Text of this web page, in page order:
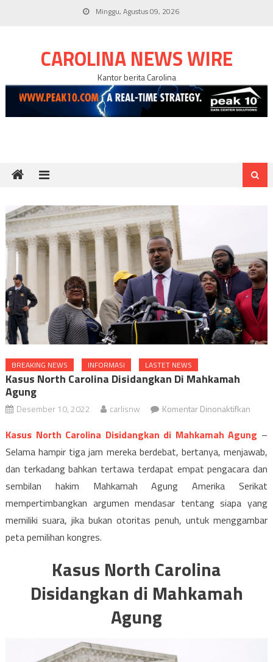
Minggu, Agustus 09, 2026
CAROLINA NEWS WIRE
Kantor berita Carolina
BREAKING NEWS INFORMASI LASTET NEWS
Kasus North Carolina Disidangkan Di Mahkamah
Agung
Desember 10, 2022 carlisnw Komentar Dinonaktifkanpada
North
di
Agung
Kasus North Carolina Disidangkan di Mahkamah Agung –
Selama hampir tiga jam mereka berdebat, bertanya, menjawab,
dan terkadang bahkan tertawa terdapat empat pengacara dan
sembilan hakim Mahkamah Agung Amerika Serikat
mempertimbangkan argumen mendasar tentang siapa yang
memiliki suara, jika bukan otoritas penuh, untuk menggambar
peta pemilihan kongres.
Kasus North Carolina
Disidangkan di Mahkamah
Agung